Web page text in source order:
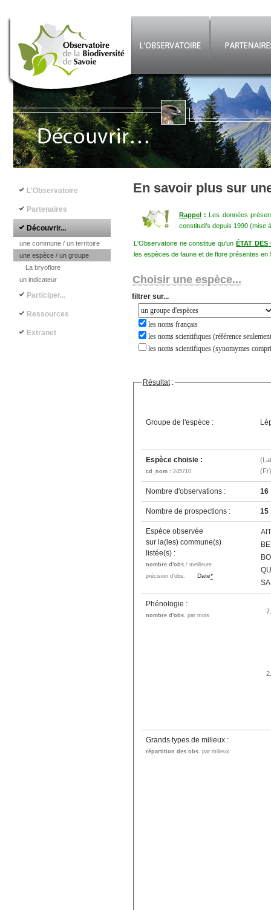
Aller au contenu principal
©
En savoir plus sur
Rappel:Les données
constitutifs depuis 1990 (mise
L'Observatoire ne constitue qu'unÉTAT DES
les espèces de faune et de flore présentes en
Choisir une espèce...
filtrer sur...
les noms français
les noms scientifiques (référence
les noms scientifiques (synomymes
Résultat:
Groupe de l'espèce :
Espèce choisie :
cd_nom : 245710
(Fr)
Nombre d'observations : 16
Nombre de prospections : 15
Espèce observée
sur la(les) commune(s)
listée(s) :
nombre d'obs./ meilleure
précision d'obs.
Date*
Phénologie :
nombre d'obs. par mois
Grands types de milieux :
répartition des obs. par milieux
Navigation principale
L'Observatoire
Partenaires
Découvrir...
une commune / un territoire
une espèce / un groupe
La bryoflore
un indicateur
Participer...
Ressources
Extranet